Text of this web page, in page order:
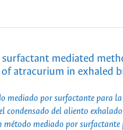
surfactant mediated
atracurium in exhaled
mediado por surfactante para
condensado del aliento exhalado
método mediado por surfactante